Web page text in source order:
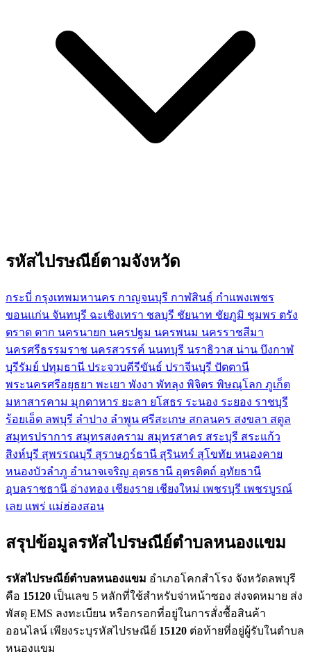
รหัสไปรษณีย์ตามจังหวัด
กระบี่ กรุงเทพมหานคร กาญจนบุรี กาฬสินธุ์ กำแพงเพชร
ขอนแก่น จันทบุรี ฉะเชิงเทรา ชลบุรี ชัยนาท ชัยภูมิ ชุมพร ตรัง
ตราด ตาก นครนายก นครปฐม นครพนม นครราชสีมา
นครศรีธรรมราช นครสวรรค์ นนทบุรี นราธิวาส น่าน บึงกาฬ
บุรีรัมย์ ปทุมธานี ประจวบคีรีขันธ์ ปราจีนบุรี ปัตตานี
พระนครศรีอยุธยา พะเยา พังงา พัทลุง พิจิตร พิษณุโลก ภูเก็ต
มหาสารคาม มุกดาหาร ยะลา ยโสธร ระนอง ระยอง ราชบุรี
ร้อยเอ็ด ลพบุรี ลำปาง ลำพูน ศรีสะเกษ สกลนคร สงขลา สตูล
สมุทรปราการ สมุทรสงคราม สมุทรสาคร สระบุรี สระแก้ว
สิงห์บุรี สุพรรณบุรี สุราษฎร์ธานี สุรินทร์ สุโขทัย หนองคาย
หนองบัวลำภู อำนาจเจริญ อุดรธานี อุตรดิตถ์ อุทัยธานี
อุบลราชธานี อ่างทอง เชียงราย เชียงใหม่ เพชรบุรี เพชรบูรณ์
เลย แพร่ แม่ฮ่องสอน
สรุปข้อมูลรหัสไปรษณีย์ตำบลหนองแขม
รหัสไปรษณีย์ตำบลหนองแขม อำเภอโคกสำโรง จังหวัดลพบุรี
คือ 15120 เป็นเลข 5 หลักที่ใช้สำหรับจ่าหน้าซอง ส่งจดหมาย ส่ง
พัสดุ EMS ลงทะเบียน หรือกรอกที่อยู่ในการสั่งซื้อสินค้า
ออนไลน์ เพียงระบุรหัสไปรษณีย์ 15120 ต่อท้ายที่อยู่ผู้รับในตำบล
หนองแขม